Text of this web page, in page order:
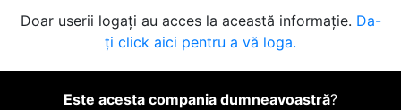
Doar userii logați au acces la această informație. Da-
ți click aici pentru a vă loga.
Este acesta compania dumneavoastră?